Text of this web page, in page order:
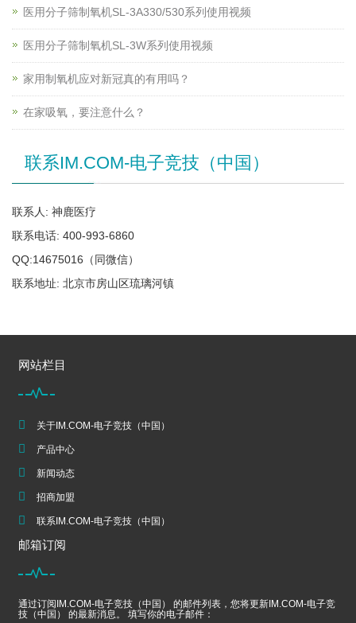
医用分子筛制氧机SL-3A330/530系列使用视频
医用分子筛制氧机SL-3W系列使用视频
家用制氧机应对新冠真的有用吗？
在家吸氧，要注意什么？
联系IM.COM-电子竞技（中国）
联系人: 神鹿医疗
联系电话: 400-993-6860
QQ:14675016（同微信）
联系地址: 北京市房山区琉璃河镇
网站栏目
关于IM.COM-电子竞技（中国）
产品中心
新闻动态
招商加盟
联系IM.COM-电子竞技（中国）
邮箱订阅
通过订阅IM.COM-电子竞技（中国） 的邮件列表，您将更新IM.COM-电子竞
技（中国） 的最新消息。 填写你的电子邮件：